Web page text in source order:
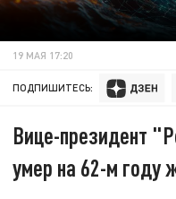
19 МАЯ 17:20
ПОДПИШИТЕСЬ:
Вице-президент
умер на 62-м году